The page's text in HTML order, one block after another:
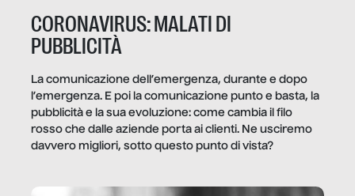
CORONAVIRUS: MALATI DI
PUBBLICITÀ
La comunicazione dell’emergenza, durante e dopo
l’emergenza. E poi la comunicazione punto e basta, la
pubblicità e la sua evoluzione: come cambia il filo
rosso che dalle aziende porta ai clienti. Ne usciremo
davvero migliori, sotto questo punto di vista?